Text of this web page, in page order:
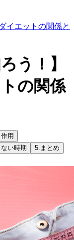
イエットの関係と
う！】
の関係
用
い時期 5. まとめ